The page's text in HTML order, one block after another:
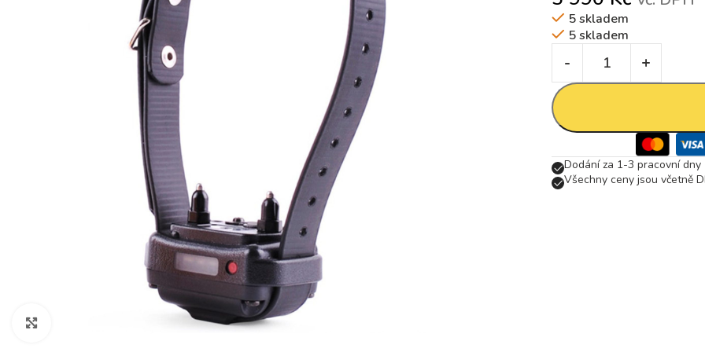
5 skladem
5 skladem
Dodání za 1-3 pracovní dny
Všechny ceny jsou včetně